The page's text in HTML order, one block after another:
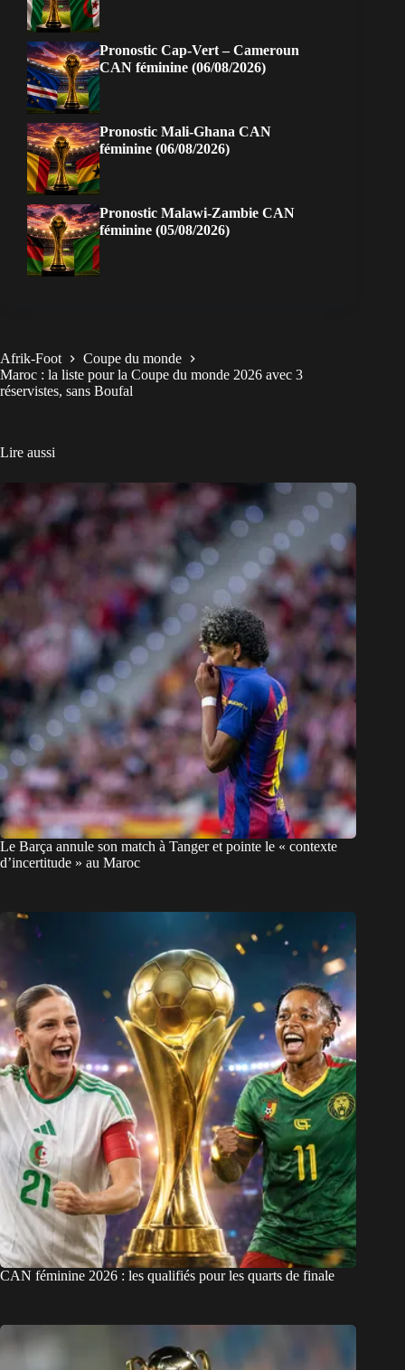
Pronostic Cap-Vert – Cameroun
CAN féminine (06/08/2026)
Pronostic Mali-Ghana CAN
féminine (06/08/2026)
Pronostic Malawi-Zambie CAN
féminine (05/08/2026)
Afrik-Foot
Coupe du monde
Maroc : la liste pour la Coupe du monde 2026 avec 3
réservistes, sans Boufal
Lire aussi
Le Barça annule son match à Tanger et pointe le « contexte
d’incertitude » au Maroc
CAN féminine 2026 : les qualifiés pour les quarts de finale